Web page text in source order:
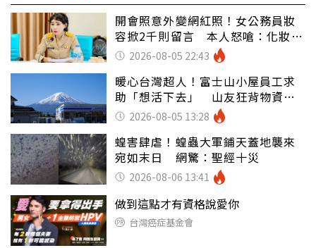
開會照意外變網紅照！女公務員妝
容掀2千則留言 本人怒嗆：化妝有
錯嗎2026-08-05 22:43
暖心台灣超人！富士山小屋員工求
助「想活下去」 山友狂背物資上
山：台灣真的是寶島
2026-08-05 13:28
蝗害肆虐！蝗蟲大軍鋪天蓋地襲來
宛如末日 網驚：聖經十災
2026-08-06 13:41
做到這點才有資格說愛你
台灣癌症基金會